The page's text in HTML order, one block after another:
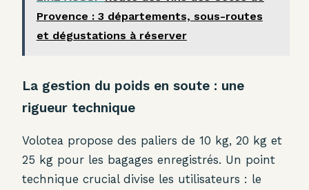
Provence : 3 départements, sous-routes
et dégustations à réserver
La gestion du poids en soute : une
rigueur technique
Volotea propose des paliers de 10 kg, 20 kg et
25 kg pour les bagages enregistrés. Un point
technique crucial divise les utilisateurs : le